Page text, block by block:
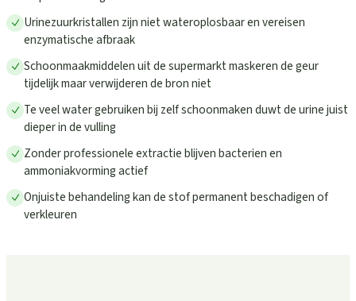
Urinezuurkristallen zijn niet wateroplosbaar en vereisen
enzymatische afbraak
Schoonmaakmiddelen uit de supermarkt maskeren de geur
tijdelijk maar verwijderen de bron niet
Te veel water gebruiken bij zelf schoonmaken duwt de urine juist
dieper in de vulling
Zonder professionele extractie blijven bacterien en
ammoniakvorming actief
Onjuiste behandeling kan de stof permanent beschadigen of
verkleuren